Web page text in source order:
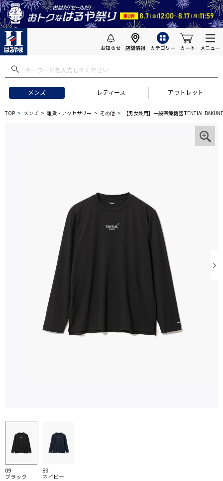
お知らせ 店舗情報 カテゴリー カート メニュー
メンズ レディース アウトレット
TOP メンズ 雑貨・アクセサリー その他 【男女兼用】一般医療機器 TENTIAL
09
ブラック
89
ネイビー